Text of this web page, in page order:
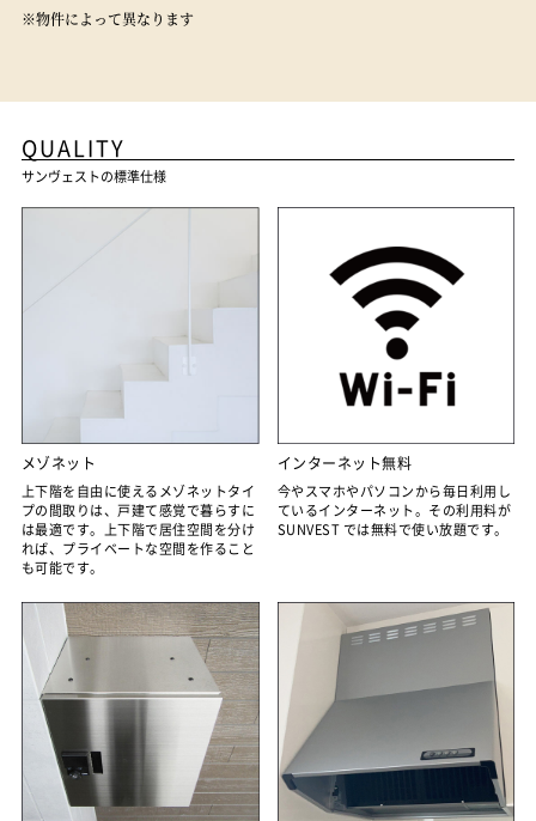
※物件によって異なります
QUALITY
サンヴェストの標準仕様
メゾネット
上下階を自由に使えるメゾネットタイ
プの間取りは、戸建て感覚で暮らすに
は最適です。上下階で居住空間を分け
れば、プライベートな空間を作ること
も可能です。
インターネット無料
今やスマホやパソコンから毎日利用し
ているインターネット。その利用料が
SUNVEST では無料で使い放題です。